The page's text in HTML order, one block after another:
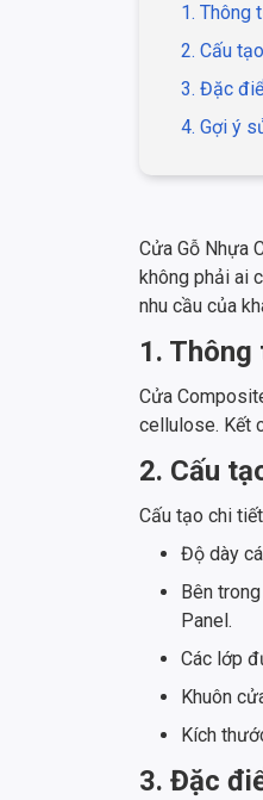
1. Thông
2. Cấu
3. Đặc
4. Gợi ý
Cửa Gỗ Nhựa
không phải ai
nhu cầu của
1. Thông
Cửa
cellulose. Kết
2. Cấu
Cấu tạo chi
Độ dày
Bên
Panel.
Các lớp
Khuôn
Kích
3. Đặc